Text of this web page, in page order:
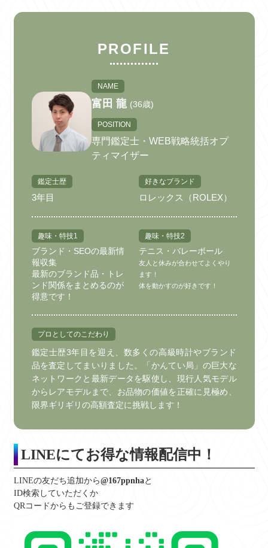
PROFILE
NAME
富田 龍 (36歳)
POSITION
専門鑑定士・WEB戦略統括オプ
ティマイザー
鑑定士歴
3年目
好きなブランド
ロレックス（ROLEX）
趣味・特技1
ブランド・SEOの最新情
報収集
最新のブランド品・トレ
ンド関係をまとめるのが
得意です！
趣味・特技2
テニス・バレーボール
友人と休みが合わせてよくやり
ます！
体を動かすのが好きです！
プロとしてのこだわり
鑑定士歴3年目を迎え、数多くの高級時計やブランド
品を査定してまいりました。「かんてい局」の巨大な
ネットワークと最新データを駆使し、現行人気モデル
からレアモデルまで、お品物の価値を正確に見極め、
限界ギリギリの高額査定に挑戦します！
LINEにてお得な情報配信中！
LINEの友だち追加から@167ppnhaと
ID検索していただくか
QRコードからもご登録できます